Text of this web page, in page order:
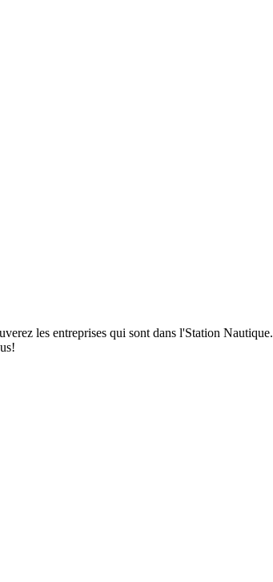
les entreprises qui sont dans l'Station Nautique.